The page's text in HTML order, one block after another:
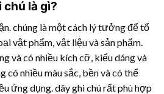
chú là gì?
chúng là một cách lý tưởng để tổ
vật phẩm, vật liệu và sản phẩm.
và có nhiều kích cỡ, kiểu dáng và
có nhiều màu sắc, bền và có thể
ứng dụng. dây ghi chú rất phù hợp